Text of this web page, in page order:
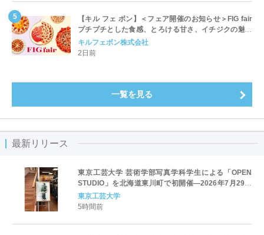
【キル フェ ボン】＜フェア開催のお知らせ＞FIG fair
プチプチとした食感、とろける甘さ、イチジクの魅力
をたっぷりと。新作を含め、イチジク尽くしの全4種が
登場8月20日（木）スタート
キルフェボン株式会社
2日前
一覧を見る
最新リリース
東京工芸大学 芸術学部写真学科学生による「OPEN
STUDIO」を北海道東川町で初開催―2026年7月29日
（水）から8月23日（日）―
東京工芸大学
5時間前